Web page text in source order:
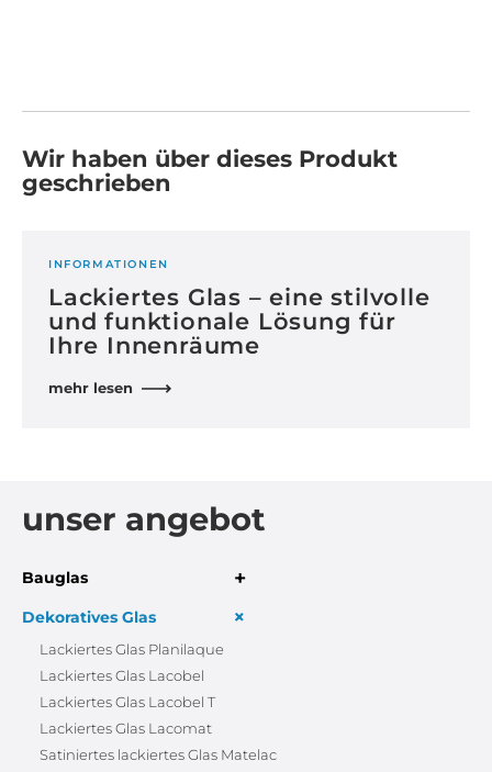
unser angebot
Bauglas +
Dekoratives Glas +
Lackiertes Glas Planilaque
Lackiertes Glas Lacobel
Lackiertes Glas Lacobel T
Lackiertes Glas Lacomat
Satiniertes lackiertes Glas Matelac
Wir haben über dieses Produkt
geschrieben
INFORMATIONEN
Lackiertes Glas – eine stilvolle
und funktionale Lösung für
Ihre Innenräume
mehr lesen